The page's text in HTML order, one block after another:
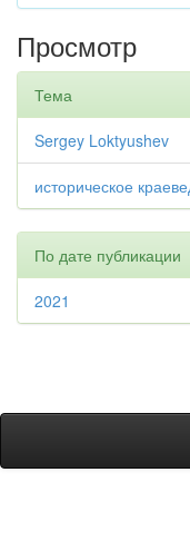
Просмотр
Тема
Sergey Loktyushev
историческое
По дате публикации
2021